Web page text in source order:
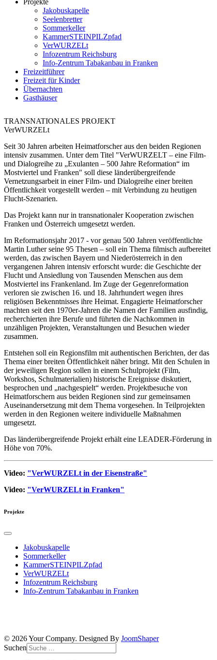
Projekte
Jakobuskapelle
Seelenbretter
Sommerkeller
KammerSTEINPILZpfad
VerWURZELt
Infozentrum Reichsburg
Info-Zentrum Tabakanbau in Franken
Freizeitführer
Freizeit für Kinder
Übernachten
Gasthäuser
TRANSNATIONALES PROJEKT
VerWURZELt
Seit 30 Jahren arbeiten Heimatforscher aus den beiden Regionen
intensiv zusammen. Unter dem Titel "VerWURZELT – eine Film-
und Dialogreihe zu „Exulanten – 500 Jahre Reformation“ im
Mostviertel und Franken" soll diese länderübergreifende
Vernetzungsarbeit in einer Film- und Dialogreihe einer breiten
Öffentlichkeit vorgestellt werden – mit Verbindung zu heutigen
Flucht-Szenarien.
Das Projekt kann nur in transnationaler Kooperation zwischen
Franken und Österreich umgesetzt werden.
Im Reformationsjahr 2017 - vor genau 500 Jahren veröffentlichte
Martin Luther seine 95 Thesen – soll ein Thema filmisch aufbereitet
werden, das zwischen Bayern und Niederösterreich in den
vergangenen Jahren intensiv erforscht wurde: die Geschichte der
Flucht und Ansiedlung von Tausenden Menschen aus dem
Mostviertel ins Frankenland. Im Zuge der Gegenreformation
verloren sie zwischen 16. und 18. Jahrhundert wegen ihres
religiösen Bekenntnisses ihre Heimat. Engagierte Heimatforscher
machten seit den 1970er-Jahren die Namen der Familien ausfindig,
recherchierten ihre Berufe und führten die Nachkommen in
unzähligen Projekten, Veranstaltungen und Besuchen wieder
zusammen.
Entstehen soll ein Regionsfilm mit authentischen Berichten, der das
Thema einer breiten Öffentlichkeit näher bringt. Mit den Schulen in
der jeweiligen Region sollen in einem Schulprojekt (Film,
Workshos, Schulmaterialien) historische Ereignisse diskutiert,
besprochen und „nachgespielt“ werden. Projektbesuche von
Heimatforschern aus beiden Regionen sind zur gemeinsamen
Auseinandersetzung mit dem Thema vorgesehen. In Teilprojekten
werden in den Regionen weitere individuelle Maßnahmen
umgesetzt.
Das länderübergreifende Projekt erhält eine LEADER-Förderung in
Höhe von 70%.
Video: "VerWURZELt in der Eisenstraße"
Video: "VerWURZELt in Franken"
Projekte
Jakobuskapelle
Sommerkeller
KammerSTEINPILZpfad
VerWURZELt
Infozentrum Reichsburg
Info-Zentrum Tabakanbau in Franken
© 2026 Your Company. Designed By JoomShaper
Suchen